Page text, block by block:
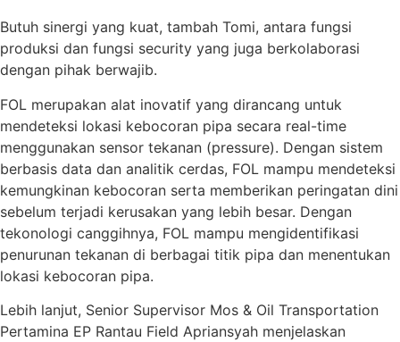
Butuh sinergi yang kuat, tambah Tomi, antara fungsi
produksi dan fungsi security yang juga berkolaborasi
dengan pihak berwajib.
FOL merupakan alat inovatif yang dirancang untuk
mendeteksi lokasi kebocoran pipa secara real-time
menggunakan sensor tekanan (pressure). Dengan sistem
berbasis data dan analitik cerdas, FOL mampu mendeteksi
kemungkinan kebocoran serta memberikan peringatan dini
sebelum terjadi kerusakan yang lebih besar. Dengan
tekonologi canggihnya, FOL mampu mengidentifikasi
penurunan tekanan di berbagai titik pipa dan menentukan
lokasi kebocoran pipa.
Lebih lanjut, Senior Supervisor Mos & Oil Transportation
Pertamina EP Rantau Field Apriansyah menjelaskan